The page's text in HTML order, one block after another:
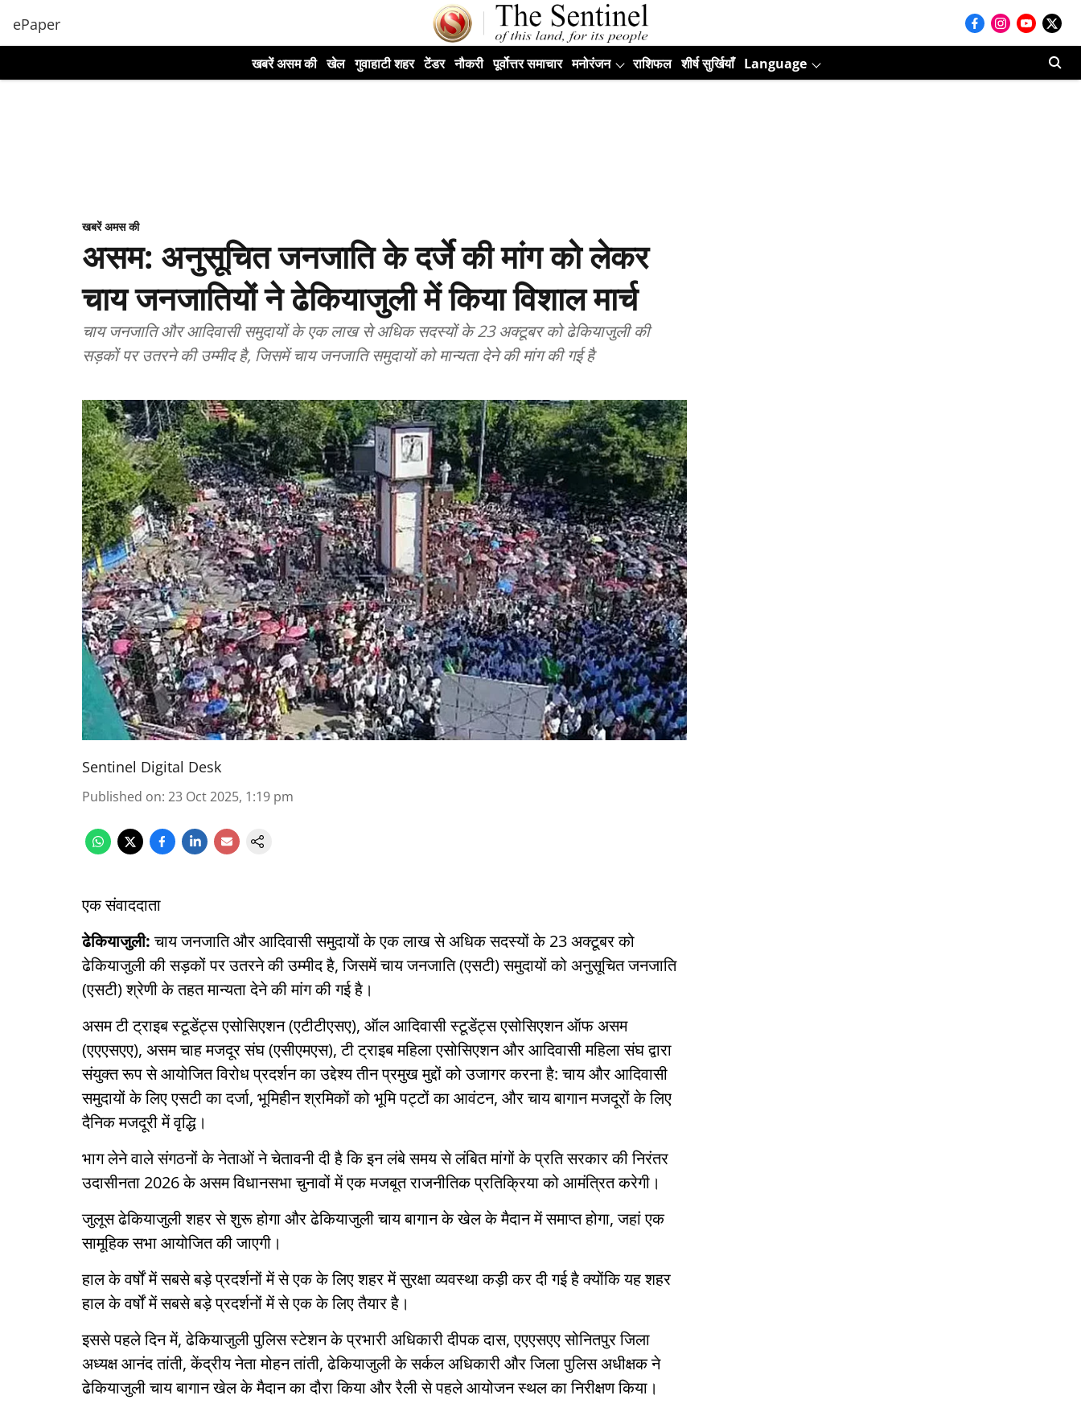
ePaper
खबरें असम की खेल गुवाहाटी शहर टेंडर नौकरी पूर्वोत्तर समाचार मनोरंजन राशिफल शीर्ष सुर्खियाँ Language
खबरें अमस की
असम: अनुसूचित जनजाति के दर्जे की मांग को लेकर
चाय जनजातियों ने ढेकियाजुली में किया विशाल मार्च
चाय जनजाति और आदिवासी समुदायों के एक लाख से अधिक सदस्यों के 23 अक्टूबर को ढेकियाजुली की
सड़कों पर उतरने की उम्मीद है, जिसमें चाय जनजाति समुदायों को मान्यता देने की मांग की गई है
Sentinel Digital Desk
Published on: 23 Oct 2025, 1:19 pm
एक संवाददाता
ढेकियाजुली:चाय जनजाति और आदिवासी समुदायों के एक लाख से अधिक सदस्यों के 23 अक्टूबर को
ढेकियाजुली की सड़कों पर उतरने की उम्मीद है, जिसमें चाय जनजाति (एसटी) समुदायों को अनुसूचित जनजाति
(एसटी) श्रेणी के तहत मान्यता देने की मांग की गई है।
असम टी ट्राइब स्टूडेंट्स एसोसिएशन (एटीटीएसए), ऑल आदिवासी स्टूडेंट्स एसोसिएशन ऑफ असम
(एएएसएए), असम चाह मजदूर संघ (एसीएमएस), टी ट्राइब महिला एसोसिएशन और आदिवासी महिला संघ द्वारा
संयुक्त रूप से आयोजित विरोध प्रदर्शन का उद्देश्य तीन प्रमुख मुद्दों को उजागर करना है: चाय और आदिवासी
समुदायों के लिए एसटी का दर्जा, भूमिहीन श्रमिकों को भूमि पट्टों का आवंटन, और चाय बागान मजदूरों के लिए
दैनिक मजदूरी में वृद्धि।
भाग लेने वाले संगठनों के नेताओं ने चेतावनी दी है कि इन लंबे समय से लंबित मांगों के प्रति सरकार की निरंतर
उदासीनता 2026 के असम विधानसभा चुनावों में एक मजबूत राजनीतिक प्रतिक्रिया को आमंत्रित करेगी।
जुलूस ढेकियाजुली शहर से शुरू होगा और ढेकियाजुली चाय बागान के खेल के मैदान में समाप्त होगा, जहां एक
सामूहिक सभा आयोजित की जाएगी।
हाल के वर्षों में सबसे बड़े प्रदर्शनों में से एक के लिए शहर में सुरक्षा व्यवस्था कड़ी कर दी गई है क्योंकि यह शहर
हाल के वर्षों में सबसे बड़े प्रदर्शनों में से एक के लिए तैयार है।
इससे पहले दिन में, ढेकियाजुली पुलिस स्टेशन के प्रभारी अधिकारी दीपक दास, एएएसएए सोनितपुर जिला
अध्यक्ष आनंद तांती, केंद्रीय नेता मोहन तांती, ढेकियाजुली के सर्कल अधिकारी और जिला पुलिस अधीक्षक ने
ढेकियाजुली चाय बागान खेल के मैदान का दौरा किया और रैली से पहले आयोजन स्थल का निरीक्षण किया।